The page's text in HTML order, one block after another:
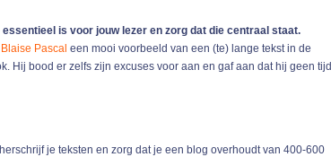
is voor jouw lezer en zorg dat die centraal staat.
Blaise Pascal een mooi voorbeeld van een (te) lange tekst in de
Hij bood er zelfs zijn excuses voor aan en gaf aan dat hij geen tijd
je teksten en zorg dat je een blog overhoudt van 400-600